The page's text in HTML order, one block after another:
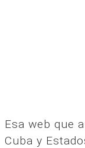
Esa web que
Cuba y